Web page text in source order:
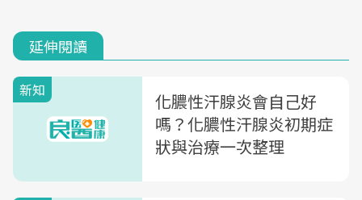
延伸閱讀
新知
化膿性汗腺炎會自己好
嗎？化膿性汗腺炎初期症
狀與治療一次整理